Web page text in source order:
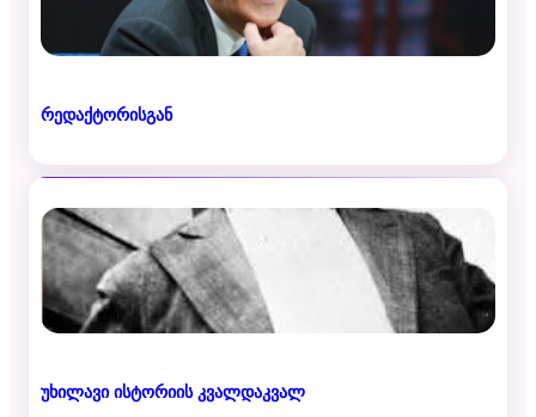
რედაქტორისგან
უხილავი ისტორიის კვალდაკვალ